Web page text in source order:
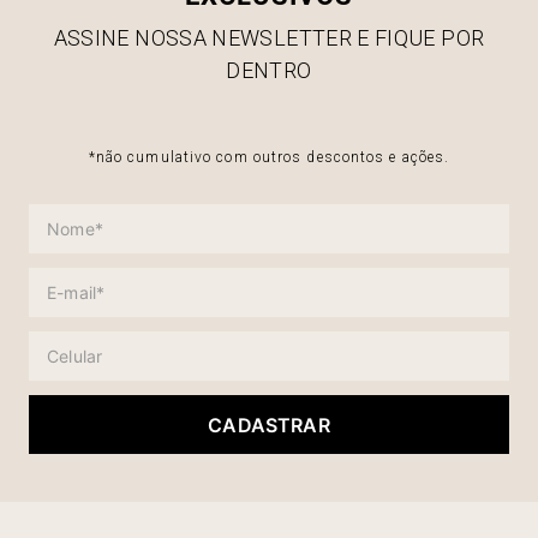
ASSINE NOSSA NEWSLETTER E FIQUE POR
DENTRO
*não cumulativo com outros descontos e ações.
CADASTRAR